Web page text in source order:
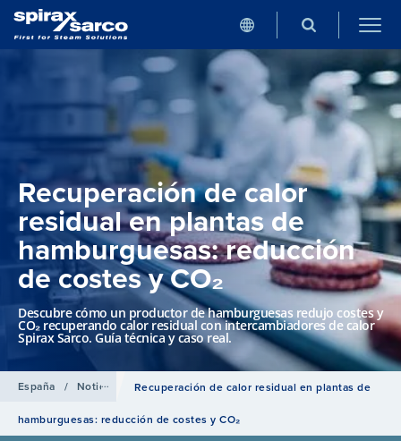
Recuperación de calor
residual en plantas de
hamburguesas: reducción
de costes y CO₂
Descubre cómo un productor de hamburguesas redujo costes y
CO₂ recuperando calor residual con intercambiadores de calor
Spirax Sarco. Guía técnica y caso real.
España / Noticias Recuperación de calor residual en plantas de
hamburguesas: reducción de costes y CO₂